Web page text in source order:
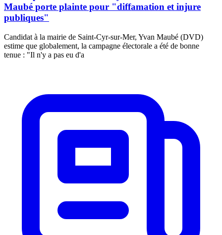
Maubé porte plainte pour "diffamation et injure
publiques"
Candidat à la mairie de Saint-Cyr-sur-Mer, Yvan Maubé (DVD)
estime que globalement, la campagne électorale a été de bonne
tenue : "Il n'y a pas eu d'a